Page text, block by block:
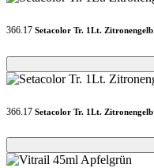
366.17 Setacolor Tr. 1Lt. Zitronengelb
Loading...
Loading...
366.17 Setacolor Tr. 1Lt. Zitronengelb
Loading...
Loading...